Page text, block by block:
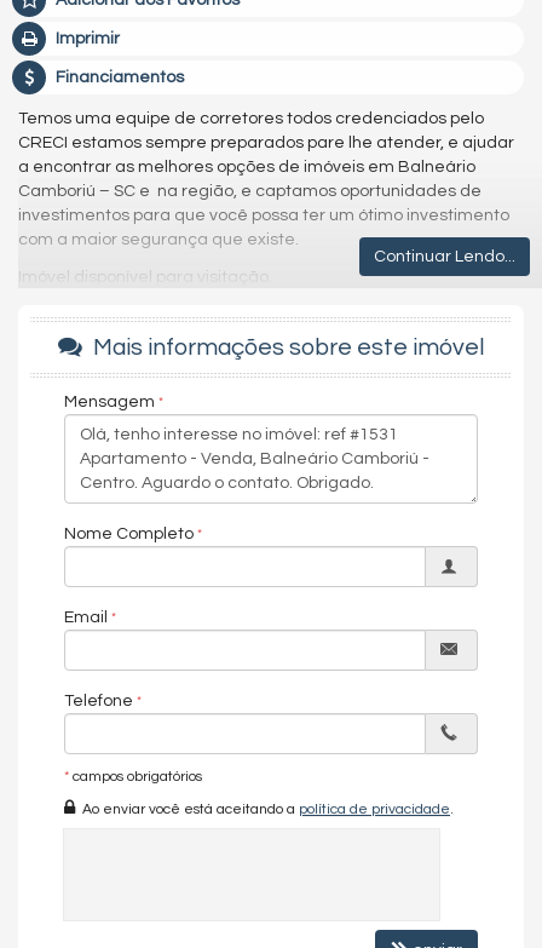
Imprimir
Financiamentos
Temos uma equipe de corretores todos credenciados pelo
CRECI estamos sempre preparados pare lhe atender, e ajudar
a encontrar as melhores opções de imóveis em Balneário
Camboriú – SC e na região, e captamos oportunidades de
investimentos para que você possa ter um ótimo investimento
com a maior segurança que existe.
Imóvel disponível para visitação.
Agende uma visita agora mesmo e venha conhecer este lindo
imóvel.
Os valores estão sujeitos a alteração sem aviso prévio.
Características do Imóvel
Área de Serviço
Sacada com Churrasqueira
Sala
Sala de Estar
Cozinha
Espaço Gourmet
Banheiro de Serviço
Churrasqueira
Infra para Ar Split
Andar Alto
Continuar Lendo...
Mais informações sobre este imóvel
Mensagem
Nome Completo
Email
Telefone
* campos obrigatórios
Ao enviar você está aceitando a política de privacidade